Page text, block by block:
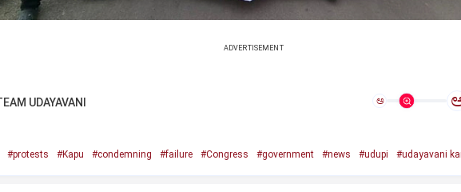
ADVERTISEMENT
UDAYAVANI ಅ
#protests #Kapu #condemning #failure #Congress #government #news #udupi #udayavani